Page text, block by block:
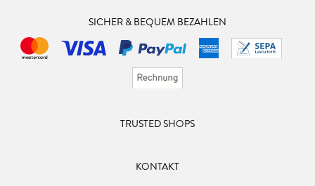
SICHER & BEQUEM BEZAHLEN
TRUSTED SHOPS
KONTAKT